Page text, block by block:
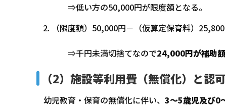
⇒低い方の50,000円が限度額となる。
（限度額）50,000円－（仮算定保育料）
⇒千円未満切捨てなので24,000円が補助額
（2）施設等利用費（無償化）と
幼児教育・保育の無償化に伴い、 3～5歳児及び0